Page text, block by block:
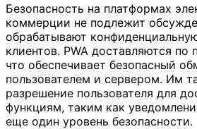
Безопасность на платформах
коммерции не подлежит
обрабатывают
клиентов. PWA доставляются по
что обеспечивает безопасный
пользователем и сервером. Им
разрешение пользователя для
функциям, таким как
еще один уровень безопасности.